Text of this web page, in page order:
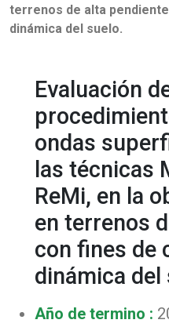
terrenos de alta
dinámica del suelo.
Evaluación
ondas
las técnicas
ReMi, en la
en terrenos
con fines de
dinámica del
Año de termino :